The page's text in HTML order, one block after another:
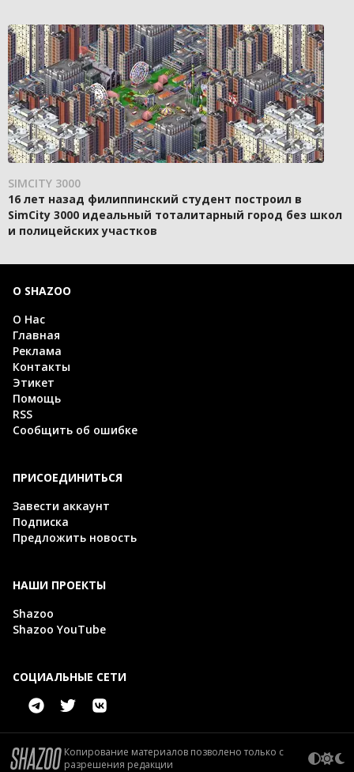
SIMCITY 3000
16 лет назад филиппинский студент построил в
SimCity 3000 идеальный тоталитарный город без школ
и полицейских участков
О SHAZOO
О Нас
Главная
Реклама
Контакты
Этикет
Помощь
RSS
Сообщить об ошибке
ПРИСОЕДИНИТЬСЯ
Завести аккаунт
Подписка
Предложить новость
НАШИ ПРОЕКТЫ
Shazoo
Shazoo YouTube
СОЦИАЛЬНЫЕ СЕТИ
Копирование материалов позволено только с
разрешения редакции